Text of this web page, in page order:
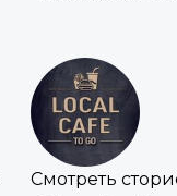
Смотреть